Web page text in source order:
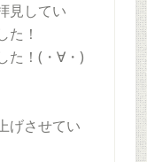
見してい
た！
た！(・∀・)
げさせてい